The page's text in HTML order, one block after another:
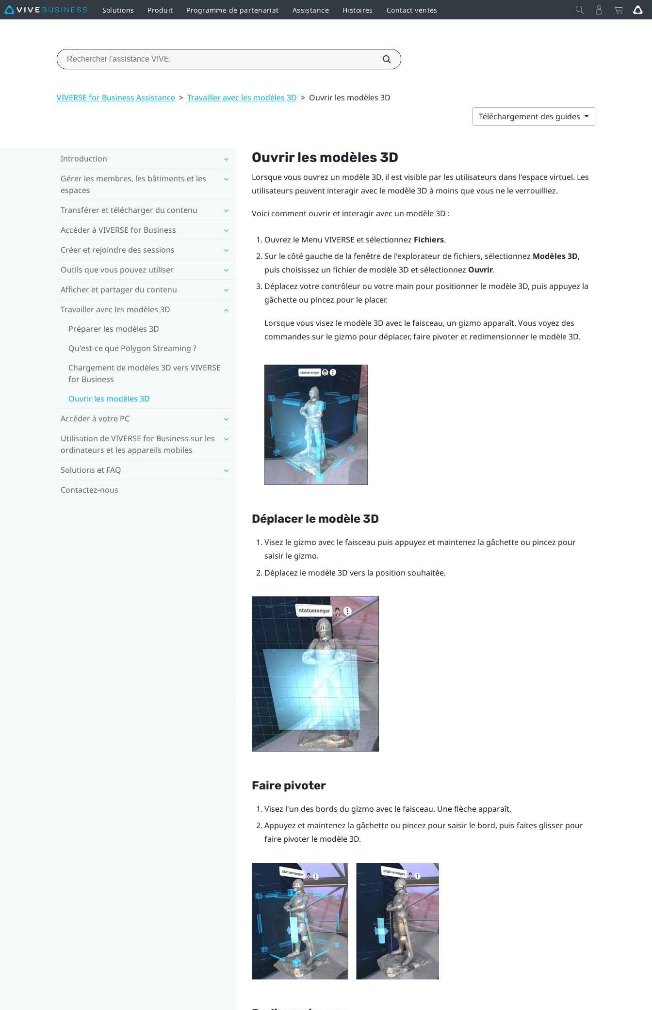
Solutions Produit Programme de partenariat Assistance Histoires Contact ventes
VIVERSE for Business Assistance > Travailler avec les modèles 3D > Ouvrir les modèles 3D
Téléchargement des guides
Introduction
Gérer les membres, les bâtiments et les
espaces
Transférer et télécharger du contenu
Accéder à VIVERSE for Business
Créer et rejoindre des sessions
Outils que vous pouvez utiliser
Afficher et partager du contenu
Travailler avec les modèles 3D
Préparer les modèles 3D
Qu'est-ce que Polygon Streaming ?
Chargement de modèles 3D vers VIVERSE
for Business
Ouvrir les modèles 3D
Accéder à votre PC
Utilisation de VIVERSE for Business sur les
ordinateurs et les appareils mobiles
Solutions et FAQ
Contactez-nous
Ouvrir les modèles 3D
Lorsque vous ouvrez un modèle 3D, il est visible par les utilisateurs dans l'espace virtuel. Les
utilisateurs peuvent interagir avec le modèle 3D à moins que vous ne le verrouilliez.
Voici comment ouvrir et interagir avec un modèle 3D :
Ouvrez le Menu VIVERSE et sélectionnez Fichiers.
Sur le côté gauche de la fenêtre de l'explorateur de fichiers, sélectionnez Modèles 3D,
puis choisissez un fichier de modèle 3D et sélectionnez Ouvrir.
Déplacez votre contrôleur ou votre main pour positionner le modèle 3D, puis appuyez la
gâchetteou pincez pour le placer.
Lorsque vous visez le modèle 3D avec le faisceau, un gizmo apparaît. Vous voyez des
commandes sur le gizmo pour déplacer, faire pivoter et redimensionner le modèle 3D.
Déplacer le modèle 3D
Visez le gizmo avec le faisceau puis appuyez et maintenez la gâchetteou pincez pour
saisir le gizmo.
Déplacez le modèle 3D vers la position souhaitée.
Faire pivoter
Visez l'un des bords du gizmo avec le faisceau. Une flèche apparaît.
Appuyez et maintenez la gâchetteou pincez pour saisir le bord, puis faites glisser pour
faire pivoter le modèle 3D.